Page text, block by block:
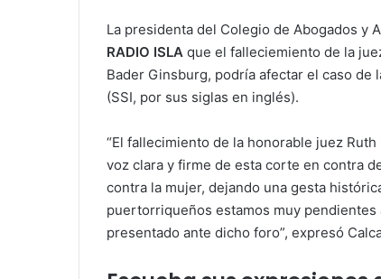
La presidenta del Colegio de Abogados y
RADIO ISLA que el falleciemiento de la
Bader Ginsburg, podría afectar el caso
(SSI, por sus siglas en inglés).
“El fallecimiento de la honorable juez
voz clara y firme de esta corte en contra
contra la mujer, dejando una gesta
puertorriqueños estamos muy
presentado ante dicho foro”, expresó